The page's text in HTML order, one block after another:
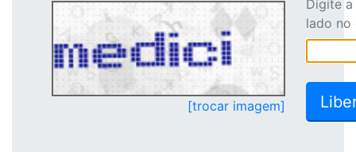
[trocar imagem]
Digite
lado no